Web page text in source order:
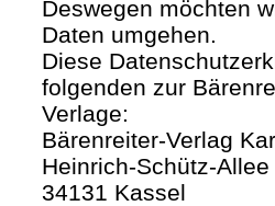
Deswegen möchten
Daten umgehen.
Diese
folgenden zur
Verlage:
Bärenreiter-Verlag
Heinrich-Schütz-Allee
34131 Kassel